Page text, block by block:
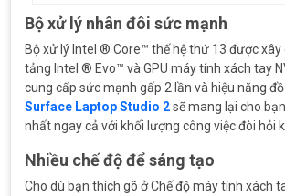
Bộ xử lý nhân đôi sức mạnh
Bộ xử lý Intel ® Core™ thế hệ thứ 13 được xây
tảng Intel ® Evo™ và GPU máy tính xách tay
cung cấp sức mạnh gấp 2 lần và hiệu năng đồ
Surface Laptop Studio 2sẽ mang lại cho
nhất ngay cả với khối lượng công việc đòi hỏi
Nhiều chế độ để sáng tạo
Cho dù bạn thích gõ ở Chế độ máy tính xách